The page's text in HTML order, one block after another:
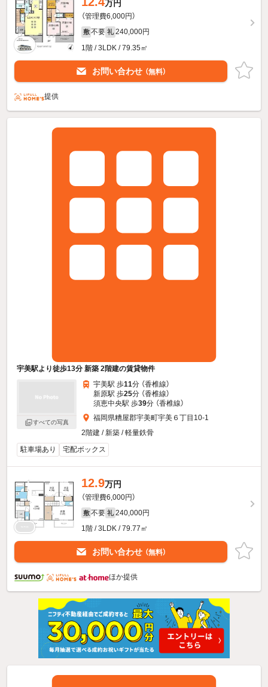
万円
（管理費6,000円）
敷 不要 礼 240,000円
1階 / 3LDK / 79.35㎡
お問い合わせ （無料）
提供
宇美駅より徒歩13分 新築 2階建の賃貸物件
すべての写真
宇美駅 歩11分 （香椎線）
新原駅 歩25分 （香椎線）
須恵中央駅 歩39分 （香椎線）
福岡県糟屋郡宇美町宇美６丁目10-1
2階建 / 新築 / 軽量鉄骨
駐車場あり
宅配ボックス
12.9万円
（管理費6,000円）
敷 不要 礼 240,000円
1階 / 3LDK / 79.77㎡
お問い合わせ （無料）
ほか提供